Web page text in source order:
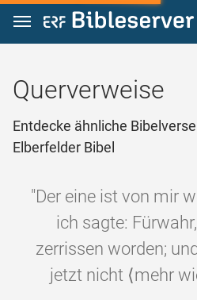
Zum Inhalt springen
Querverweise
Entdecke ähnliche
Elberfelder Bibel
"Der eine ist von mir
ich sagte:
zerrissen worden;
jetzt nicht ⟨mehr